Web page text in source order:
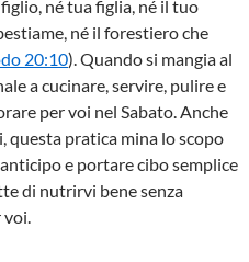
né tua figlia, né il tuo
né il forestiero che
20:10). Quando si mangia al
a cucinare, servire, pulire e
per voi nel Sabato. Anche
questa pratica mina lo scopo
e portare cibo semplice
di nutrirvi bene senza
voi.